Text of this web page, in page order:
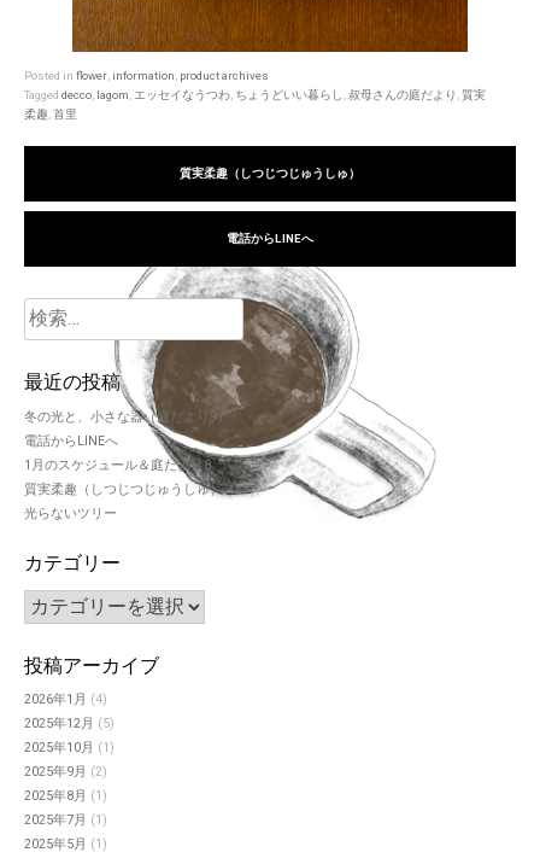
Posted in flower, information, product archives
Tagged decco, lagom,エッセイなうつわ, ちょうどいい暮らし,叔母さんの庭だより ,質実
柔趣,首里
質実柔趣（しつじつじゅうしゅ）
電話からLINEへ
最近の投稿
冬の光と、小さな器（庭だより9）
電話からLINEへ
1月のスケジュール＆庭だより8
質実柔趣（しつじつじゅうしゅ）
光らないツリー
カテゴリー
投稿アーカイブ
2026年1月 (4)
2025年12月 (5)
2025年10月 (1)
2025年9月 (2)
2025年8月 (1)
2025年7月 (1)
2025年5月 (1)